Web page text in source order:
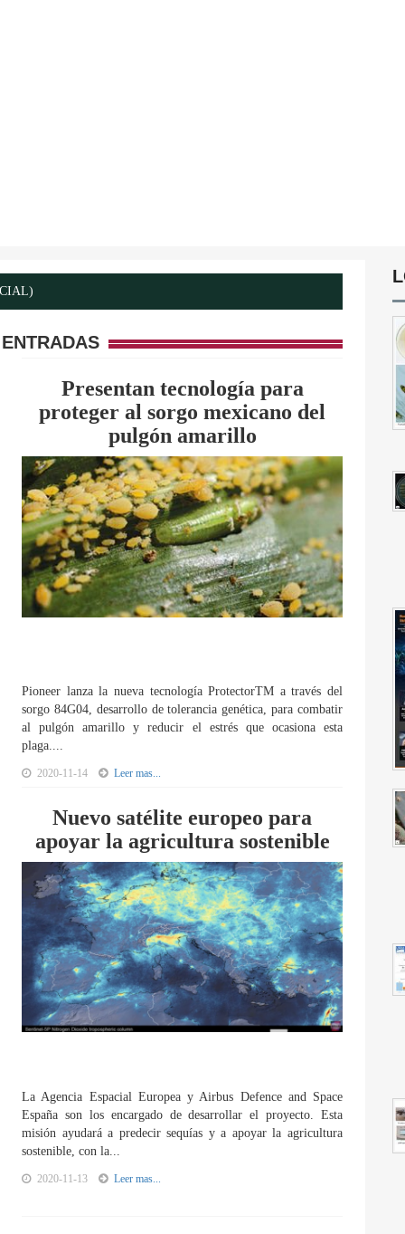
Presentan tecnología para
proteger al sorgo mexicano del
pulgón amarillo
Pioneer lanza la nueva tecnología ProtectorTM a través del
sorgo 84G04, desarrollo de tolerancia genética, para combatir
al pulgón amarillo y reducir el estrés que ocasiona esta
plaga....
2020-11-14 Leer mas...
Nuevo satélite europeo para
apoyar la agricultura sostenible
La Agencia Espacial Europea y Airbus Defence and Space
España son los encargado de desarrollar el proyecto. Esta
misión ayudará a predecir sequías y a apoyar la agricultura
sostenible, con la...
2020-11-13 Leer mas...